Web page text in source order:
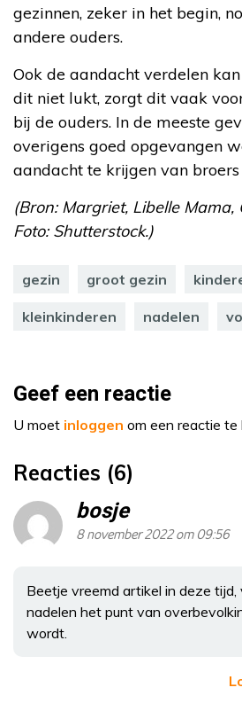
gezinnen, zeker in het begin,
andere ouders.
Ook de aandacht verdelen
dit niet lukt, zorgt dit vaak
bij de ouders. In de meeste
overigens goed opgevangen
aandacht te krijgen van broers
(Bron: Margriet, Libelle Mama,
Foto: Shutterstock.)
gezin groot gezin
kleinkinderen nadelen
Geef een reactie
U moet inloggen om een reactie te
Reacties (6)
bosje
8 november 2022 om 09:56
Beetje vreemd artikel in deze tijd,
nadelen het punt van
wordt.